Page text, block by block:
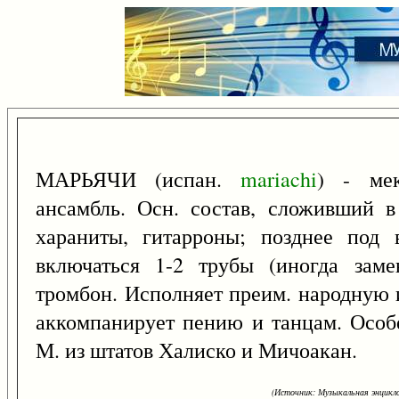
МАРЬЯЧИ (испан.mariachi) -
ансамбль. Осн. состав, сложивший
хараниты, гитарроны; позднее под
включаться 1-2 трубы (иногда
тромбон. Исполняет преим.
аккомпанирует пению и танцам.
М. из штатов Халиско и Мичоакан.
(Источник: Музыкальная